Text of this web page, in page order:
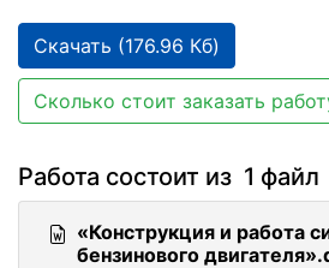
Скачать (176.96 Кб)
Сколько стоит заказать
Работа состоит из 1 файл
«Конструкция и работа
бензинового